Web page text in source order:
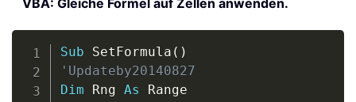
VBA: Gleiche Formel auf Zellen anwenden.
Sub SetFormula ( )
'Updateby20140827
Dim Rng As